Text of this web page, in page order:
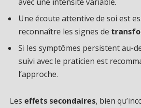
Une écoute attentive de soi est
reconnaître les signes de
Si les symptômes persistent au-
suivi avec le praticien est
l’approche.
Les effets secondaires, bien